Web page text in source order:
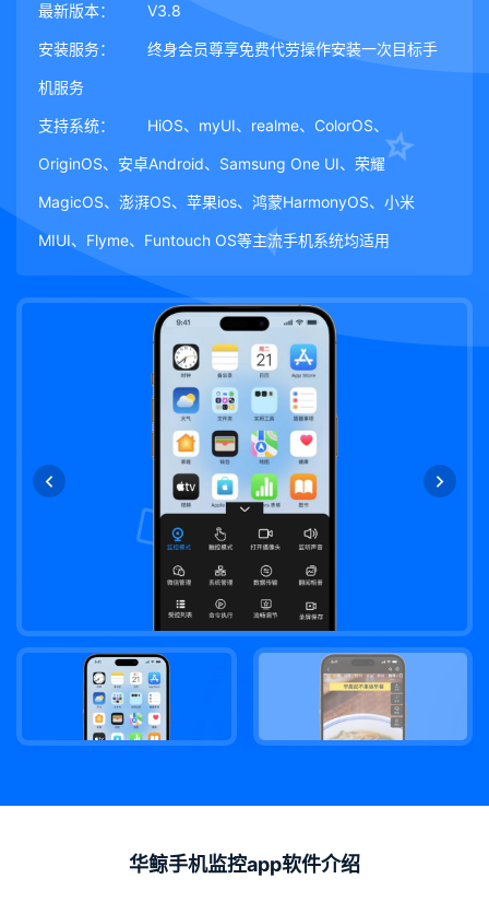
最新版本： V3.8
安装服务： 终身会员尊享免费代劳操作安装一次目标手
机服务
支持系统： HiOS、myUI、realme、ColorOS、
OriginOS、安卓Android、Samsung One UI、荣耀
MagicOS、澎湃OS、苹果ios、鸿蒙HarmonyOS、小米
MIUI、Flyme、Funtouch OS等主流手机系统均适用
华鲸手机监控app软件介绍